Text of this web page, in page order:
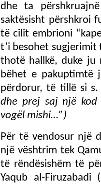
dhe ta
saktësisht përshkroi
të cilit embrioni
t’i besohet sugjerimit
thotë hallkë, duke ju
bëhet e pakuptimtë
përdorur, të tillë si
dhe prej saj një
vogël mishi…”)
Për të vendosur një
një vështrim tek
të rëndësishëm të
Yaqub al-